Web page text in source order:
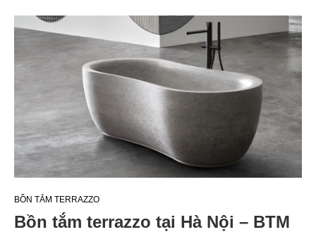
BỒN TẮM TERRAZZO
Bồn tắm terrazzo tại Hà Nội – BTM